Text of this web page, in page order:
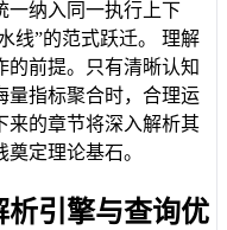
一纳入同一执行上下
线”的范式跃迁。 理解
的前提。只有清晰认知
量指标聚合时，合理运
来的章节将深入解析其
定理论基石。
析引擎与查询优